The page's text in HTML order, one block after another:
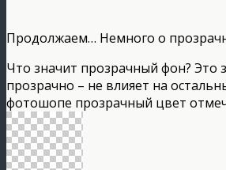
Продолжаем… Немного о
Что значит прозрачный фон? Это
прозрачно – не влияет на
фотошопе прозрачный цвет